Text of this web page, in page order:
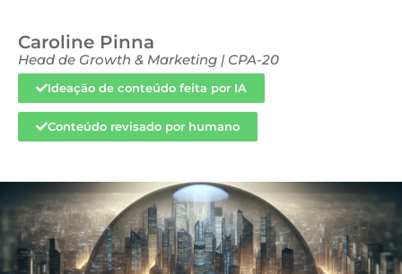
Caroline Pinna
Head de Growth & Marketing | CPA-20
Ideação de conteúdo feita por IA
Conteúdo revisado por humano